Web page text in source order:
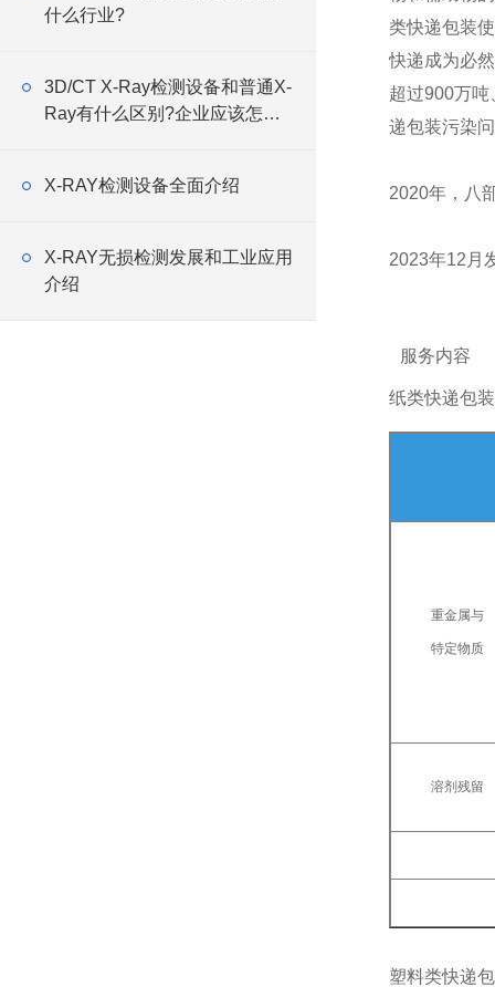
什么行业?
3D/CT X-Ray检测设备和普通X-
Ray有什么区别?企业应该怎么
X-RAY检测设备全面介绍
X-RAY无损检测发展和工业应用
介绍
类快递包装
快递成为必
超过900万
递包装污染
2020年，八
2023年12月
服务内容
纸类快递包
重金属与
特定物质
溶剂残留
塑料类快递